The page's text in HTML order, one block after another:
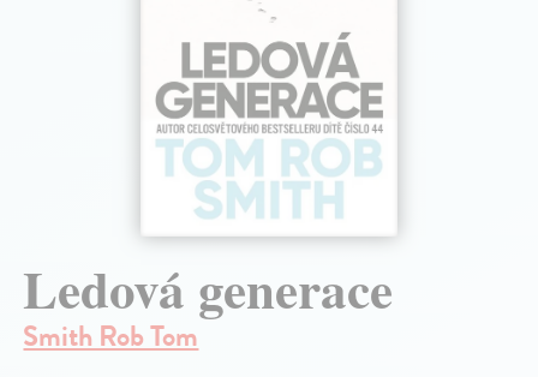
Ledová generace
Smith Rob Tom